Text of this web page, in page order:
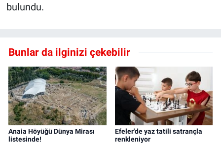
bulundu.
Bunlar da ilginizi çekebilir
Anaia Höyüğü Dünya Mirası
listesinde!
Efeler'de yaz tatili satrançla
renkleniyor